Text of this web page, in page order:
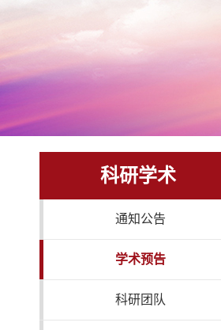
科研学术
通知公告
学术预告
科研团队